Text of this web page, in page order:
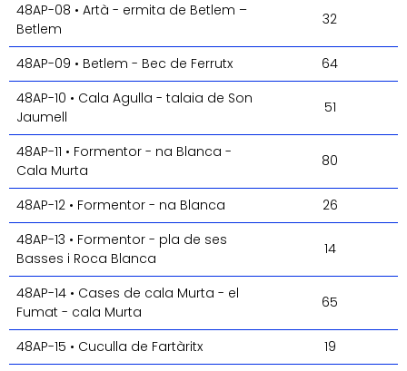
48AP-08 • Artà - ermita de Betlem –
Betlem
32
48AP-09 • Betlem - Bec de Ferrutx
64
48AP-10 • Cala Agulla - talaia de Son
Jaumell
51
48AP-11 • Formentor - na Blanca -
Cala Murta
80
48AP-12 • Formentor - na Blanca
26
48AP-13 • Formentor - pla de ses
Basses i Roca Blanca
14
48AP-14 • Cases de cala Murta - el
Fumat - cala Murta
65
48AP-15 • Cuculla de Fartàritx
19